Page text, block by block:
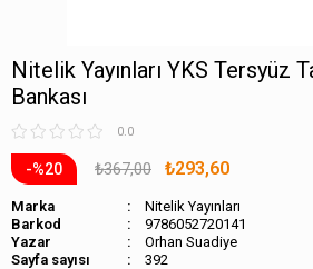
Nitelik Yayınları YKS Tersyüz
Bankası
0.0
20 ₺367,00 ₺293,60
Marka
Nitelik Yayınları
Barkod
9786052720141
Orhan Suadiye
Sayfa sayısı
392